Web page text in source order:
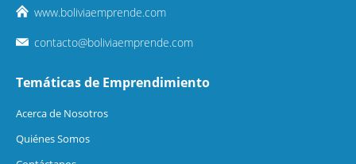
www.boliviaemprende.com
contacto@boliviaemprende.com
Temáticas de Emprendimiento
Acerca de Nosotros
Quiénes Somos